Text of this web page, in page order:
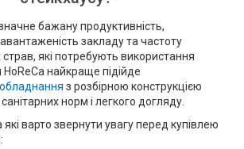
бажану продуктивність,
закладу та частоту
які потребують використання
найкраще підійде
з розбірною конструкцією
норм і легкого догляду.
варто звернути увагу перед купівлею